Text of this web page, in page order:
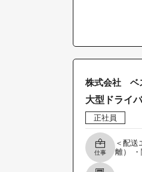
株式会社 ベ
大型ドライ
正社員
仕事
＜配送
離）